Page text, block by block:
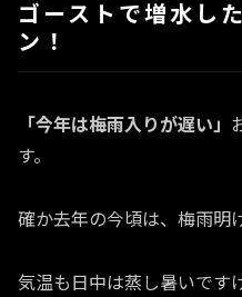
ゴーストで増水し
ン！
「今年は梅雨入りが遅い」
す。
確か去年の今頃は、梅雨明
気温も日中は蒸し暑いです